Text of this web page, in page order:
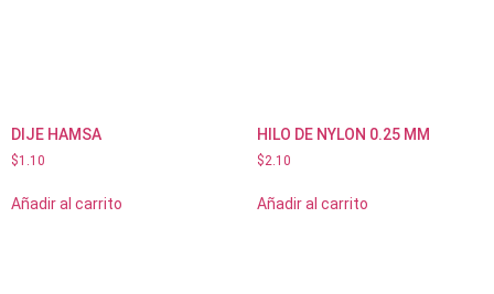
DIJE HAMSA
$1.10
Añadir al carrito
HILO DE NYLON 0.25 MM
$2.10
Añadir al carrito